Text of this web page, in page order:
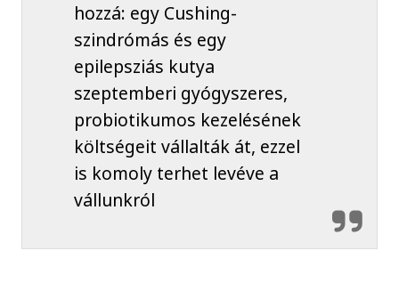
hozzá: egy Cushing-
szindrómás és egy
epilepsziás kutya
szeptemberi gyógyszeres,
probiotikumos kezelésének
költségeit vállalták át, ezzel
is komoly terhet levéve a
vállunkról